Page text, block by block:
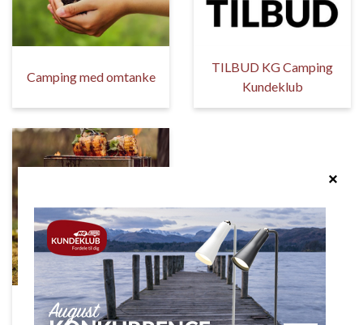
Camping med omtanke
TILBUD KG Camping
Kundeklub
Populært netop nu